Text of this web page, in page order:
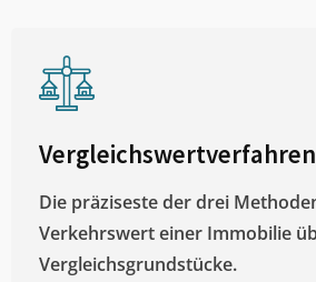
Vergleichswertverfahren
Die präziseste der drei
Verkehrswert einer Immobilie
Vergleichsgrundstücke.